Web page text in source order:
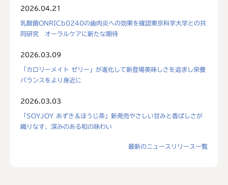
2026.04.21
乳酸菌ONRICb0240の歯肉炎への効果を確認東京科学大学との共
同研究 オーラルケアに新たな期待
2026.03.09
「カロリーメイト ゼリー」が進化して新登場美味しさを追求し栄養
バランスをより身近に
2026.03.03
「SOYJOY あずき＆ほうじ茶」新発売やさしい甘みと香ばしさが
織りなす、深みのある和の味わい
最新のニュースリリース一覧